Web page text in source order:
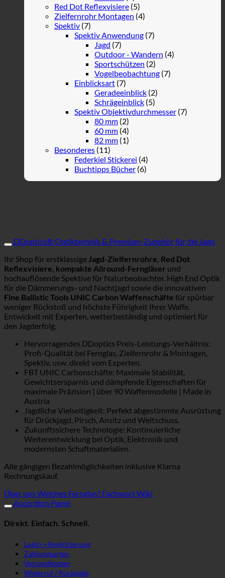
Red Dot Reflexvisiere (5)
Zielfernrohr Montagen (4)
Spektiv (7)
Spektiv Anwendung (7)
Jagd (7)
Outdoor - Wandern (4)
Sportschützen (2)
Vogelbeobachtung (7)
Einblicksart (7)
Geradeeinblick (2)
Schrägeinblick (5)
Spektiv Objektivdurchmesser (7)
80 mm (2)
60 mm (4)
82 mm (1)
Besonderes (11)
Federkiel Stickerei (4)
Buchtipps Bücher (6)
DDoptics® Optiktechnik & Premium-Zubehör für die Jagd
Ihr Shop für erstklassige Jagd-Zielfernrohre, Red Dot
Reflexvisiere, kompakte Allround-Ferngläser und
hochauflösende Spektive für Naturbeobachter. High End Optik
für die Dämmerungs- und Nachtjagd sowie die innovativen
Fine Ballistic Tools UNIC Carbon Waffenschäfte für spürbar
weniger Rückstoß und höchste Führigkeit Ihrer Waffe.
Entwickelt mit Experten, wetterbeständig und optimiert für
den Jagderfolg.
Hervorragendes DDoptics Preis-Leistungs-Verhältnis:
Profi-Qualität bei Fernglas, Zielfernrohr & Montagen,
Spektiv, usw. direkt vom Experten.
FBT UNIC Carbonschäfte: Maximale Stabilität,
Gewichtsersparnis und dämpfende Eigenschaften für
maximale Präzision | über 90 Waffenmodelle | Made in
Austria
Jagdliche Vielseitigkeit: Perfekt abgestimmte Ausrüstung
für Drückjagd, Pirsch, Ansitz und Weitschuss.
Zukunftssichere Technologie: Kontinuierliche
Weiterentwicklung bei Optik, Elektronik und
modernsten Schaftmaterialien.
Alle gängigen Bezahlmöglichkeiten inklusive Klarna
Rechnungskauf.
Über unsWelches Fernglas? Fachwort Wiki
Accordion Panel
Direkt. Einfach. Schnell.
Login + Registrierung
Zahlungsarten
Versandkosten
Widerruf / Rückgabe